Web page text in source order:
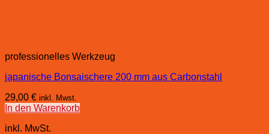
professionelles Werkzeug
japanische Bonsaischere 200 mm aus Carbonstahl
29,00 € inkl. Mwst.
In den Warenkorb
inkl. MwSt.